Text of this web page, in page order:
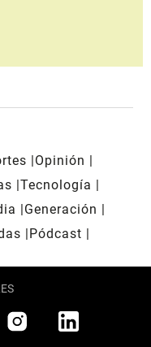
Opinión
Tecnología
Generación
Pódcast